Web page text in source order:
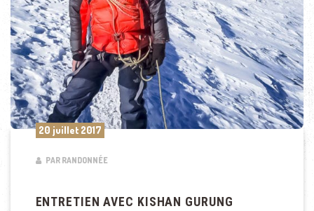
20 juillet 2017
PAR RANDONNÉE
ENTRETIEN AVEC KISHAN GURUNG